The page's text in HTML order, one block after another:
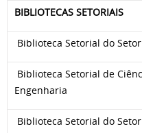
BIBLIOTECAS SETORIAIS
Biblioteca Setorial do
Biblioteca Setorial de
Engenharia
Biblioteca Setorial do